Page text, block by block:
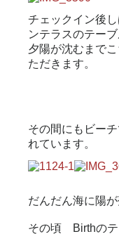
チェックイン後
ンテラスのテー
夕陽が沈むまで
ただきます。
その間にもビー
れています。
だんだん海に陽が
その頃 Birthのテ